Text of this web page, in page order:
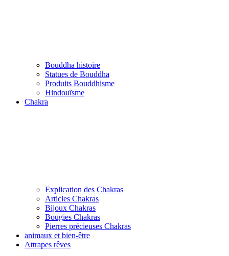
Bouddha histoire
Statues de Bouddha
Produits Bouddhisme
Hindouïsme
Chakra
Explication des Chakras
Articles Chakras
Bijoux Chakras
Bougies Chakras
Pierres précieuses Chakras
animaux et bien-être
Attrapes rêves